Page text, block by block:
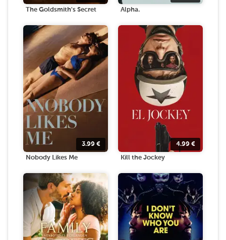
The Goldsmith's Secret Alpha.
3.99 €
Nobody Likes Me
4.99 €
Kill the Jockey